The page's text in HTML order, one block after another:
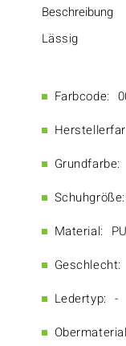
Beschreibung
Lässig
Farbcode:
Grundfarbe:
Schuhgröße:
Material:
Geschlecht:
Ledertyp: -